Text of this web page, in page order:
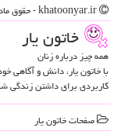
خاتون یار
همه چیز درباره زنان
با خاتون یار، دانش و آگاهی
کاربردی برای داشتن زندگی
صفحات خاتون یار